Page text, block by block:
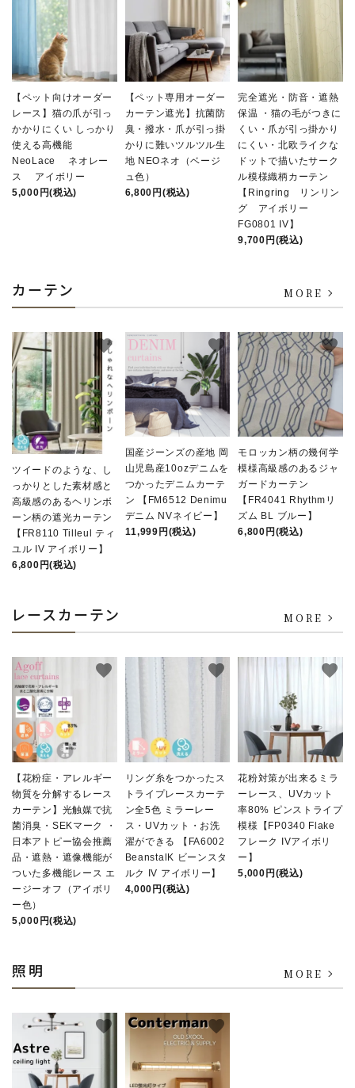
【ペット向けオーダー
レース】猫の爪が引っ
かかりにくい しっかり
使える高機能
NeoLace ネオレー
ス アイボリー
5,000円(税込)
【ペット専用オーダー
カーテン遮光】抗菌防
臭・撥水・爪が引っ掛
かりに難いツルツル生
地 NEOネオ（ベージ
ュ色）
6,800円(税込)
完全遮光・防音・遮熱
保温 ・猫の毛がつきに
くい・爪が引っ掛かり
にくい・北欧ライクな
ドットで描いたサーク
ル模様織柄カーテン
【Ringring リンリン
グ アイボリー
FG0801 IV】
9,700円(税込)
カーテン MORE
ツイードのような、し
っかりとした素材感と
高級感のあるヘリンボ
ーン柄の遮光カーテン
【FR8110 Tilleul ティ
ユル IV アイボリー】
6,800円(税込)
favorite
国産ジーンズの産地 岡
山児島産10ozデニムを
つかったデニムカーテ
ン 【FM6512 Denimu
デニム NVネイビー】
11,999円(税込)
favorite
モロッカン柄の幾何学
模様高級感のあるジャ
ガードカーテン
【FR4041 Rhythmリ
ズム BL ブルー】
6,800円(税込)
favorite
レースカーテン MORE
【花粉症・アレルギー
物質を分解するレース
カーテン】光触媒で抗
菌消臭・SEKマーク ・
日本アトピー協会推薦
品・遮熱・遮像機能が
ついた多機能レース エ
ージーオフ（アイボリ
ー色）
5,000円(税込)
favorite
リング糸をつかったス
トライプレースカーテ
ン全5色 ミラーレー
ス・UVカット・お洗
濯ができる 【FA6002
BeanstalK ビーンスタ
ルク IV アイボリー】
4,000円(税込)
favorite
花粉対策が出来るミラ
ーレース、UVカット
率80% ピンストライプ
模様【FP0340 Flake
フレーク IVアイボリ
ー】
5,000円(税込)
favorite
照明 MORE
favorite favorite